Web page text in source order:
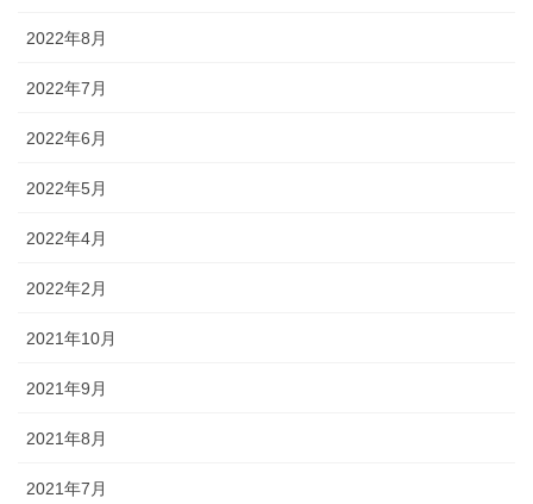
2022年8月
2022年7月
2022年6月
2022年5月
2022年4月
2022年2月
2021年10月
2021年9月
2021年8月
2021年7月